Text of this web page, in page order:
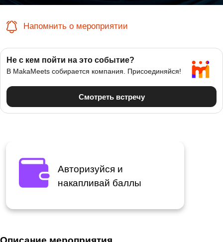
Напомнить о мероприятии
Авторизуйся и
накапливай баллы